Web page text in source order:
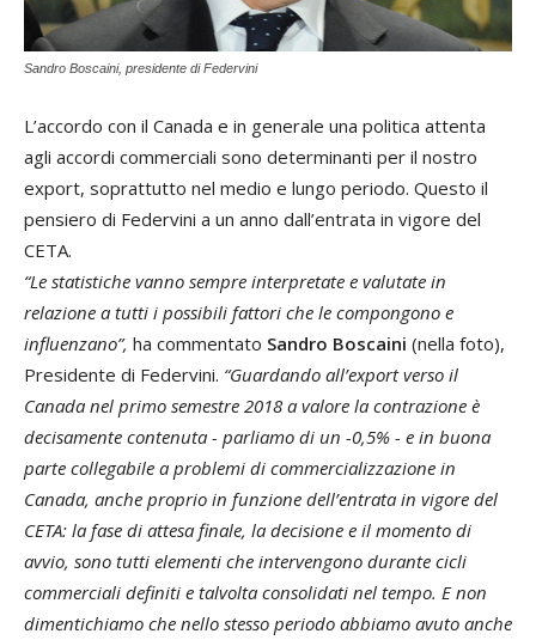
Sandro Boscaini, presidente di Federvini
L’accordo con il Canada e in generale una politica attenta
agli accordi commerciali sono determinanti per il nostro
export, soprattutto nel medio e lungo periodo. Questo il
pensiero di Federvini a un anno dall’entrata in vigore del
CETA.
“Le statistiche vanno sempre interpretate e valutate in
relazione a tutti i possibili fattori che le compongono e
influenzano”, ha commentato Sandro Boscaini (nella foto),
Presidente di Federvini. “Guardando all’export verso il
Canada nel primo semestre 2018 a valore la contrazione è
decisamente contenuta - parliamo di un -0,5% - e in buona
parte collegabile a problemi di commercializzazione in
Canada, anche proprio in funzione dell’entrata in vigore del
CETA: la fase di attesa finale, la decisione e il momento di
avvio, sono tutti elementi che intervengono durante cicli
commerciali definiti e talvolta consolidati nel tempo. E non
dimentichiamo che nello stesso periodo abbiamo avuto anche